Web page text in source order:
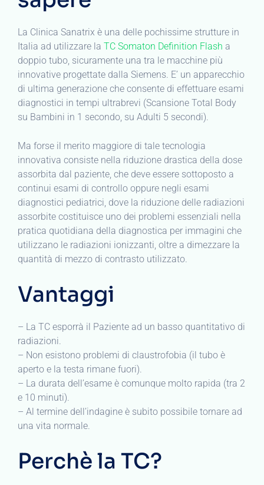
La Clinica Sanatrix è una delle pochissime strutture in
Italia ad utilizzare la TC Somaton Definition Flash a
doppio tubo, sicuramente una tra le macchine più
innovative progettate dalla Siemens. E’ un apparecchio
di ultima generazione che consente di effettuare esami
diagnostici in tempi ultrabrevi (Scansione Total Body
su Bambini in 1 secondo, su Adulti 5 secondi).
Ma forse il merito maggiore di tale tecnologia
innovativa consiste nella riduzione drastica della dose
assorbita dal paziente, che deve essere sottoposto a
continui esami di controllo oppure negli esami
diagnostici pediatrici, dove la riduzione delle radiazioni
assorbite costituisce uno dei problemi essenziali nella
pratica quotidiana della diagnostica per immagini che
utilizzano le radiazioni ionizzanti, oltre a dimezzare la
quantità di mezzo di contrasto utilizzato.
Vantaggi
– La TC esporrà il Paziente ad un basso quantitativo di
radiazioni.
– Non esistono problemi di claustrofobia (il tubo è
aperto e la testa rimane fuori).
– La durata dell’esame è comunque molto rapida (tra 2
e 10 minuti).
– Al termine dell’indagine è subito possibile tornare ad
una vita normale.
Perchè la TC?